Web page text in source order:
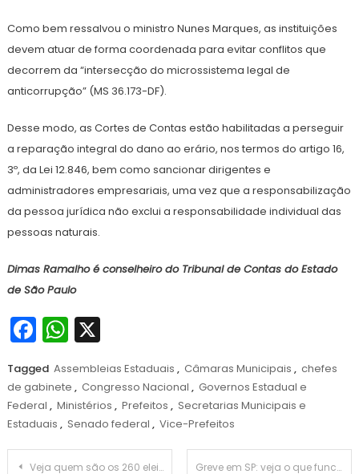
Como bem ressalvou o ministro Nunes Marques, as instituições
devem atuar de forma coordenada para evitar conflitos que
decorrem da “intersecção do microssistema legal de
anticorrupção” (MS 36.173-DF).
Desse modo, as Cortes de Contas estão habilitadas a perseguir
a reparação integral do dano ao erário, nos termos do artigo 16,
3º, da Lei 12.846, bem como sancionar dirigentes e
administradores empresariais, uma vez que a responsabilização
da pessoa jurídica não exclui a responsabilidade individual das
pessoas naturais.
Dimas Ramalho é conselheiro do Tribunal de Contas do Estado
de São Paulo
Facebook
WhatsApp
X
Tagged Assembleias Estaduais , Câmaras Municipais , chefes
de gabinete , Congresso Nacional , Governos Estadual e
Federal , Ministérios , Prefeitos , Secretarias Municipais e
Estaduais , Senado federal , Vice-Prefeitos
Navegação
Veja quem são os 260 eleitos para o Conselho Tutelar da cidade de SP Greve em SP: veja o que funciona e o que não funciona na cidade nesta terça